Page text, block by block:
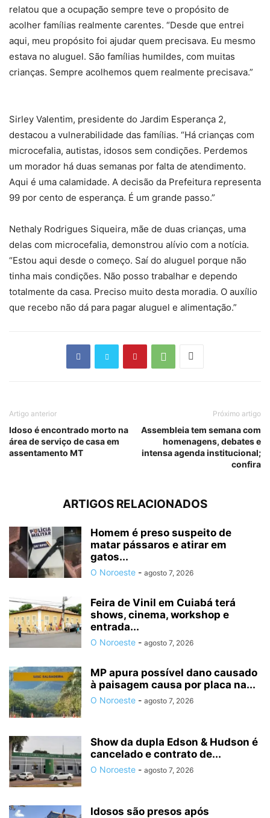
relatou que a ocupação sempre teve o propósito de
acolher famílias realmente carentes. “Desde que entrei
aqui, meu propósito foi ajudar quem precisava. Eu mesmo
estava no aluguel. São famílias humildes, com muitas
crianças. Sempre acolhemos quem realmente precisava.”
Sirley Valentim, presidente do Jardim Esperança 2,
destacou a vulnerabilidade das famílias. “Há crianças com
microcefalia, autistas, idosos sem condições. Perdemos
um morador há duas semanas por falta de atendimento.
Aqui é uma calamidade. A decisão da Prefeitura representa
99 por cento de esperança. É um grande passo.”
Nethaly Rodrigues Siqueira, mãe de duas crianças, uma
delas com microcefalia, demonstrou alívio com a notícia.
“Estou aqui desde o começo. Saí do aluguel porque não
tinha mais condições. Não posso trabalhar e dependo
totalmente da casa. Preciso muito desta moradia. O auxílio
que recebo não dá para pagar aluguel e alimentação.”
Artigo anterior
Idoso é encontrado morto na
área de serviço de casa em
assentamento MT
Próximo artigo
Assembleia tem semana com
homenagens, debates e
intensa agenda institucional;
confira
ARTIGOS RELACIONADOS
Homem é preso suspeito de
matar pássaros e atirar em
gatos...
O Noroeste - agosto 7, 2026
Feira de Vinil em Cuiabá terá
shows, cinema, workshop e
entrada...
O Noroeste - agosto 7, 2026
MP apura possível dano causado
à paisagem causa por placa na...
O Noroeste - agosto 7, 2026
Show da dupla Edson & Hudson é
cancelado e contrato de...
O Noroeste - agosto 7, 2026
Idosos são presos após